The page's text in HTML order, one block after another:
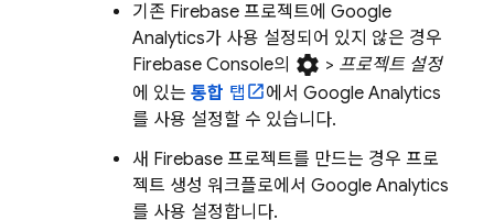
기존 Firebase 프로젝트에 Google
Analytics가 사용 설정되어 있지 않은 경우
Firebase Console의 settings > 프로젝트 설정
에 있는 통합 탭 에서 Google Analytics
를 사용 설정할 수 있습니다.
새 Firebase 프로젝트를 만드는 경우 프로
젝트 생성 워크플로에서 Google Analytics
를 사용 설정합니다.